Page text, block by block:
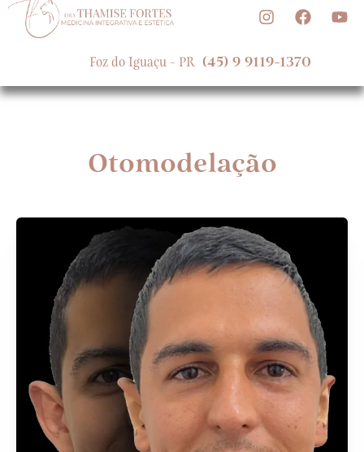
Foz do Iguaçu - PR (45) 9 9119-1370
Otomodelação